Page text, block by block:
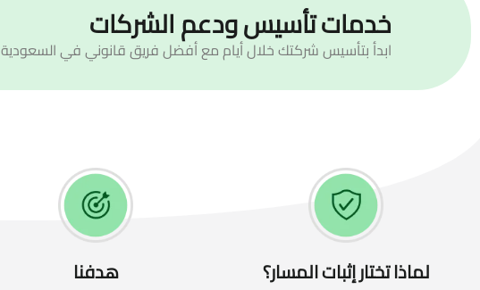
خدمات تأسيس ودعم الشركات
ابدأ بتأسيس شركتك خلال أيام مع أفضل فريق قانوني في السعودية
لماذا تختار إثبات المسار؟ هدفنا